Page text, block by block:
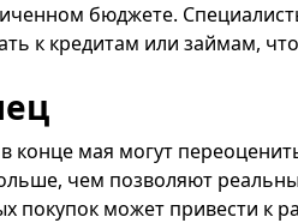
бюджете.
к кредитам или займам,
конце мая могут
чем позволяют
покупок может привести к